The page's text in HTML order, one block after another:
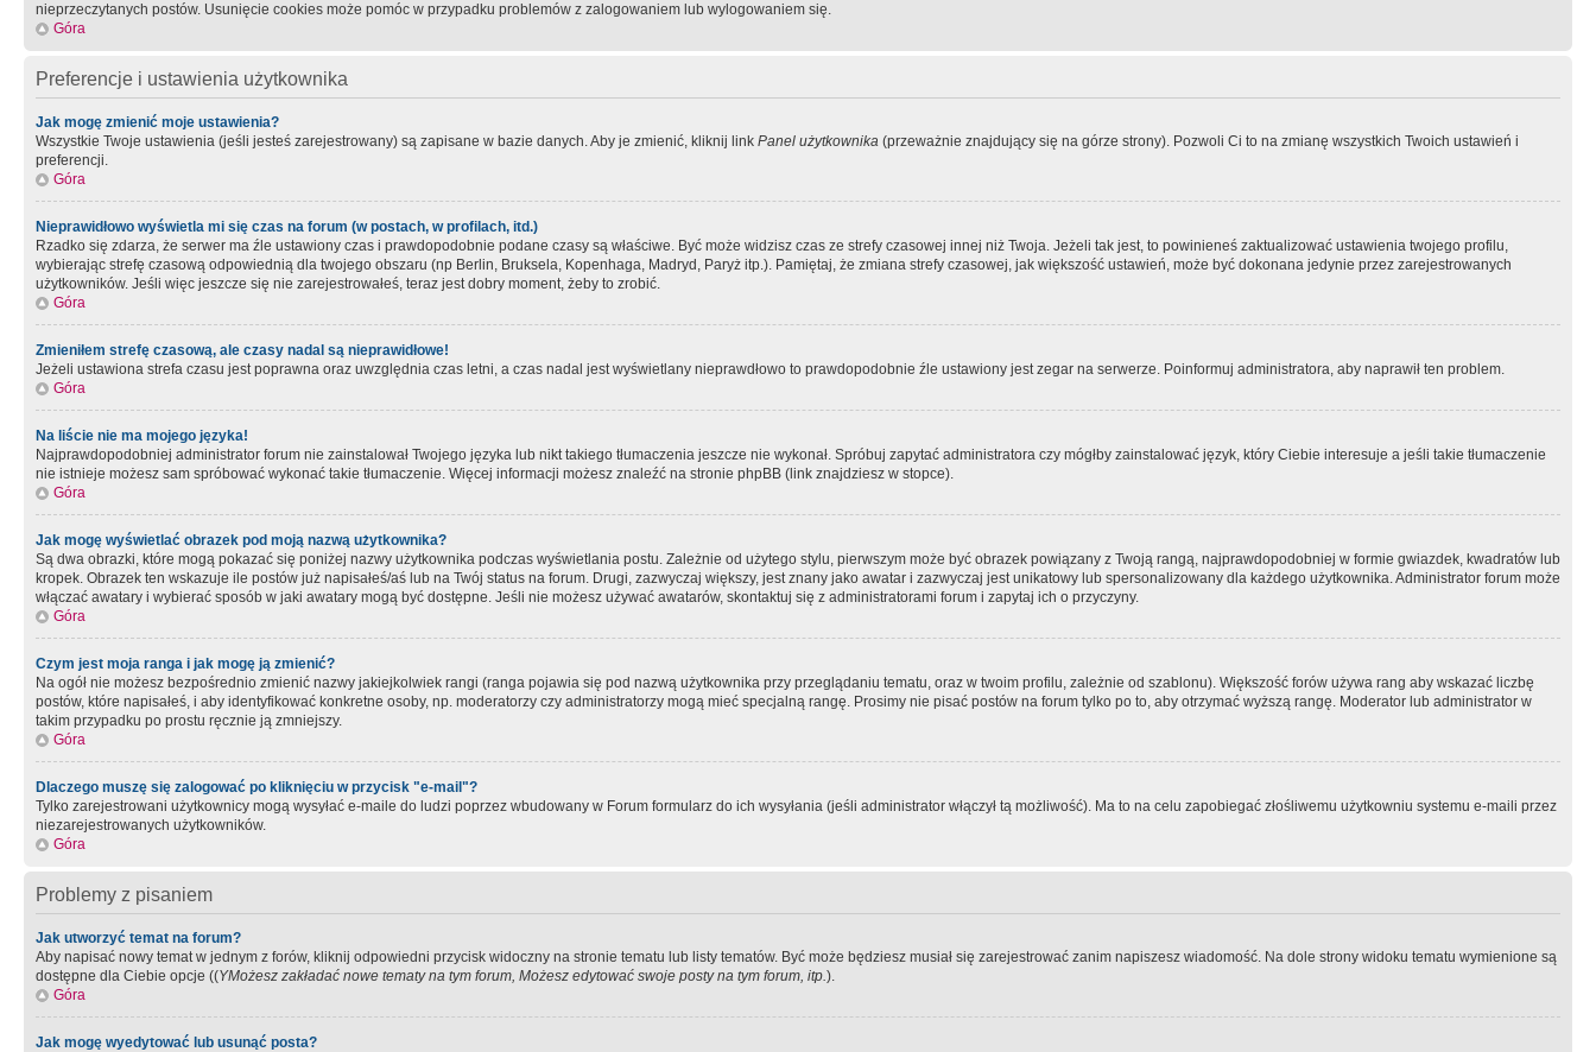
nieprzeczytanych postów. Usunięcie cookies może pomóc w przypadku problemów z zalogowaniem lub wylogowaniem się.
Góra
Preferencje i ustawienia użytkownika
Jak mogę zmienić moje ustawienia?
Wszystkie Twoje ustawienia (jeśli jesteś zarejestrowany) są zapisane w bazie danych. Aby je zmienić, kliknij link Panel użytkownika (przeważnie znajdujący się na górze strony). Pozwoli Ci to na zmianę wszystkich Twoich ustawień i
preferencji.
Góra
Nieprawidłowo wyświetla mi się czas na forum (w postach, w profilach, itd.)
Rzadko się zdarza, że serwer ma źle ustawiony czas i prawdopodobnie podane czasy są właściwe. Być może widzisz czas ze strefy czasowej innej niż Twoja. Jeżeli tak jest, to powinieneś zaktualizować ustawienia twojego profilu,
wybierając strefę czasową odpowiednią dla twojego obszaru (np Berlin, Bruksela, Kopenhaga, Madryd, Paryż itp.). Pamiętaj, że zmiana strefy czasowej, jak większość ustawień, może być dokonana jedynie przez zarejestrowanych
użytkowników. Jeśli więc jeszcze się nie zarejestrowałeś, teraz jest dobry moment, żeby to zrobić.
Góra
Zmieniłem strefę czasową, ale czasy nadal są nieprawidłowe!
Jeżeli ustawiona strefa czasu jest poprawna oraz uwzględnia czas letni, a czas nadal jest wyświetlany nieprawdłowo to prawdopodobnie źle ustawiony jest zegar na serwerze. Poinformuj administratora, aby naprawił ten problem.
Góra
Na liście nie ma mojego języka!
Najprawdopodobniej administrator forum nie zainstalował Twojego języka lub nikt takiego tłumaczenia jeszcze nie wykonał. Spróbuj zapytać administratora czy mógłby zainstalować język, który Ciebie interesuje a jeśli takie tłumaczenie
nie istnieje możesz sam spróbować wykonać takie tłumaczenie. Więcej informacji możesz znaleźć na stronie phpBB (link znajdziesz w stopce).
Góra
Jak mogę wyświetlać obrazek pod moją nazwą użytkownika?
Są dwa obrazki, które mogą pokazać się poniżej nazwy użytkownika podczas wyświetlania postu. Zależnie od użytego stylu, pierwszym może być obrazek powiązany z Twoją rangą, najprawdopodobniej w formie gwiazdek, kwadratów lub
kropek. Obrazek ten wskazuje ile postów już napisałeś/aś lub na Twój status na forum. Drugi, zazwyczaj większy, jest znany jako awatar i zazwyczaj jest unikatowy lub spersonalizowany dla każdego użytkownika. Administrator forum może
włączać awatary i wybierać sposób w jaki awatary mogą być dostępne. Jeśli nie możesz używać awatarów, skontaktuj się z administratorami forum i zapytaj ich o przyczyny.
Góra
Czym jest moja ranga i jak mogę ją zmienić?
Na ogół nie możesz bezpośrednio zmienić nazwy jakiejkolwiek rangi (ranga pojawia się pod nazwą użytkownika przy przeglądaniu tematu, oraz w twoim profilu, zależnie od szablonu). Większość forów używa rang aby wskazać liczbę
postów, które napisałeś, i aby identyfikować konkretne osoby, np. moderatorzy czy administratorzy mogą mieć specjalną rangę. Prosimy nie pisać postów na forum tylko po to, aby otrzymać wyższą rangę. Moderator lub administrator w
takim przypadku po prostu ręcznie ją zmniejszy.
Góra
Dlaczego muszę się zalogować po kliknięciu w przycisk "e-mail"?
Tylko zarejestrowani użytkownicy mogą wysyłać e-maile do ludzi poprzez wbudowany w Forum formularz do ich wysyłania (jeśli administrator włączył tą możliwość). Ma to na celu zapobiegać złośliwemu użytkowniu systemu e-maili przez
niezarejestrowanych użytkowników.
Góra
Problemy z pisaniem
Jak utworzyć temat na forum?
Aby napisać nowy temat w jednym z forów, kliknij odpowiedni przycisk widoczny na stronie tematu lub listy tematów. Być może będziesz musiał się zarejestrować zanim napiszesz wiadomość. Na dole strony widoku tematu wymienione są
dostępne dla Ciebie opcje ((YMożesz zakładać nowe tematy na tym forum, Możesz edytować swoje posty na tym forum, itp.).
Góra
Jak mogę wyedytować lub usunąć posta?